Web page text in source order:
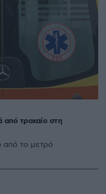
τροχαίο στη
από το μετρό